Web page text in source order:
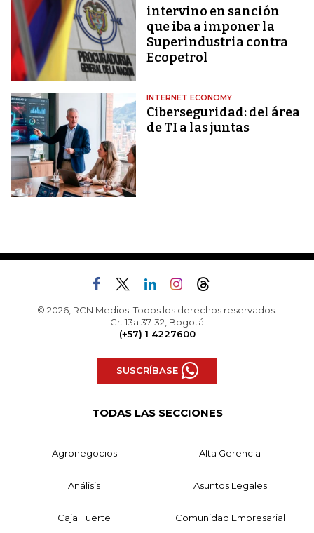
intervino en sanción
que iba a imponer la
Superindustria contra
Ecopetrol
INTERNET ECONOMY
Ciberseguridad: del área
de TI a las juntas
© 2026, RCN Medios. Todos los derechos reservados.
Cr. 13a 37-32, Bogotá
(+57) 1 4227600
SUSCRÍBASE
TODAS LAS SECCIONES
Agronegocios Alta Gerencia
Análisis Asuntos Legales
Caja Fuerte Comunidad Empresarial